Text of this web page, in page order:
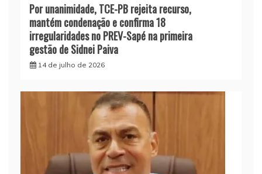
Por unanimidade, TCE-PB rejeita recurso,
mantém condenação e confirma 18
irregularidades no PREV-Sapé na primeira
gestão de Sidnei Paiva
14 de julho de 2026